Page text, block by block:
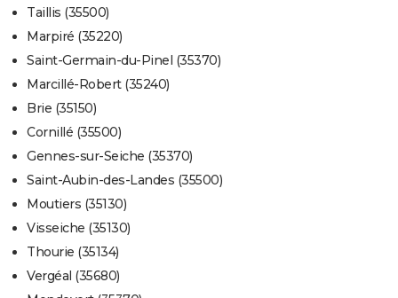
Taillis (35500)
Marpiré (35220)
Saint-Germain-du-Pinel (35370)
Marcillé-Robert (35240)
Brie (35150)
Cornillé (35500)
Gennes-sur-Seiche (35370)
Saint-Aubin-des-Landes (35500)
Moutiers (35130)
Visseiche (35130)
Thourie (35134)
Vergéal (35680)